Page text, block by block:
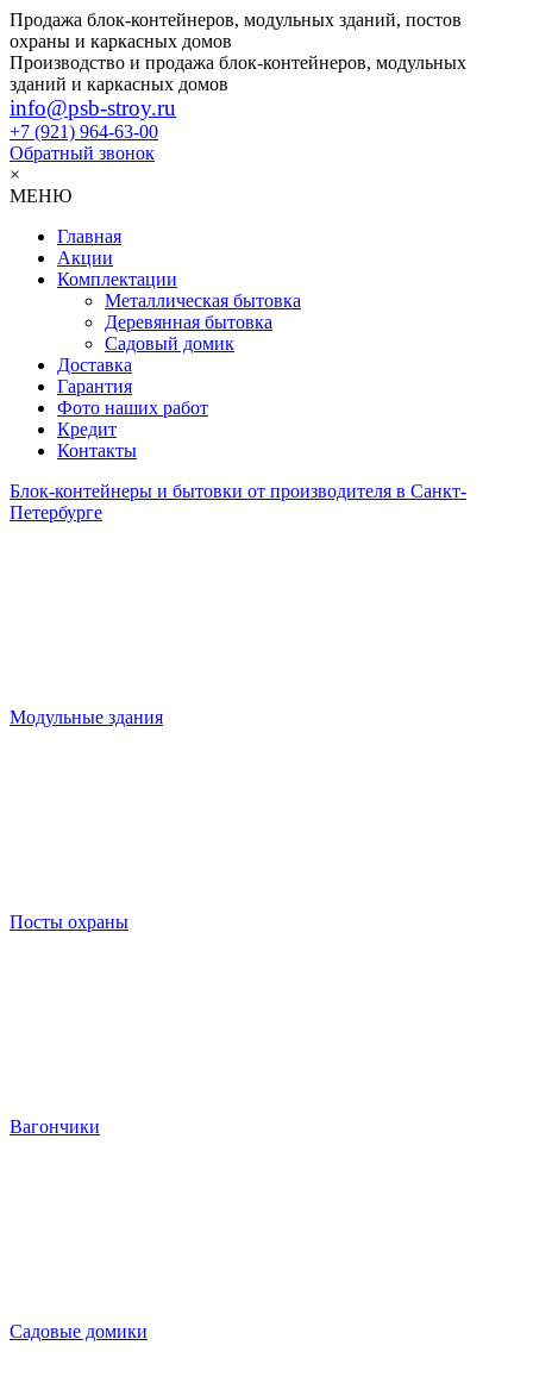
Продажа блок-контейнеров, модульных зданий, постов
охраны и каркасных домов
Производство и продажа блок-контейнеров, модульных
зданий и каркасных домов
info@psb-stroy.ru
+7 (921) 964-63-00
Обратный звонок
×
МЕНЮ
Главная
Акции
Комплектации
Металлическая бытовка
Деревянная бытовка
Садовый домик
Доставка
Гарантия
Фото наших работ
Кредит
Контакты
Блок-контейнеры и бытовки от производителя в Санкт-
Петербурге
Модульные здания
Посты охраны
Вагончики
Садовые домики